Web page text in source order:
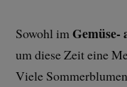
Sowohl imGemüse-
um diese Zeit eine
Viele